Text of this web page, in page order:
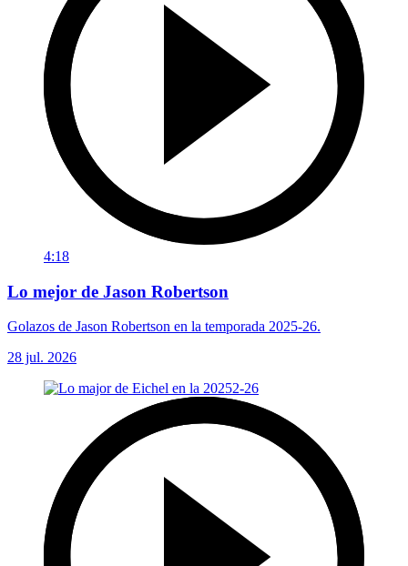
4:18
Lo mejor de Jason Robertson
Golazos de Jason Robertson en la temporada 2025-26.
28 jul. 2026